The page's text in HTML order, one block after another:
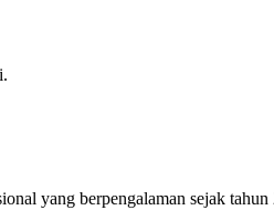
yang berpengalaman sejak